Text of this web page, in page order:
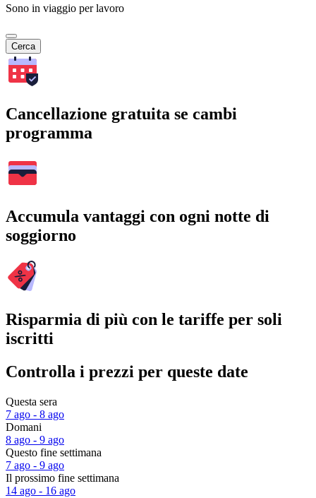
Sono in viaggio per lavoro
Cerca
Cancellazione gratuita se cambi
programma
Accumula vantaggi con ogni notte di
soggiorno
Risparmia di più con le tariffe per soli
iscritti
Controlla i prezzi per queste date
Questa sera
7 ago - 8 ago
Domani
8 ago - 9 ago
Questo fine settimana
7 ago - 9 ago
Il prossimo fine settimana
14 ago - 16 ago